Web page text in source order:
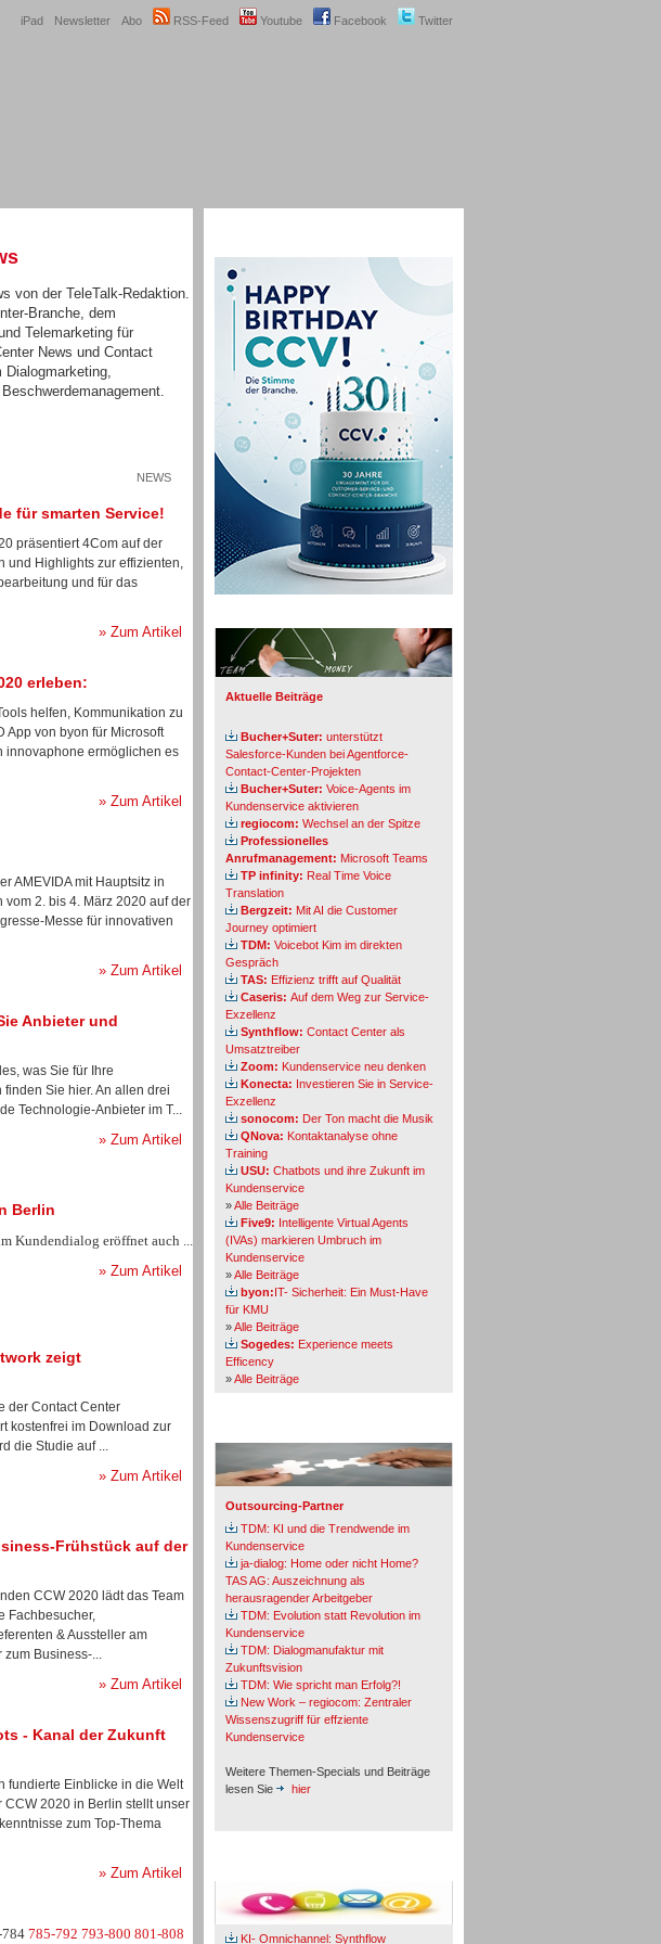
Twitter
Facebook
Youtube
RSS-Feed
Abo
Newsletter
iPad
von der TeleTalk-Redaktion.
Branche, dem
Telemarketing für
News und Contact
Dialogmarketing,
NEWS
für smarten Service!
präsentiert 4Com auf der
und Highlights zur effizienten,
und für das
» Zum Artikel
erleben:
helfen, Kommunikation zu
App von byon für Microsoft
innovaphone ermöglichen es
» Zum Artikel
AMEVIDA mit Hauptsitz in
2. bis 4. März 2020 auf der
Messe für innovativen
» Zum Artikel
Anbieter und
was Sie für Ihre
Sie hier. An allen drei
Technologie-Anbieter im T...
» Zum Artikel
Berlin
Kundendialog eröffnet auch ...
» Zum Artikel
zeigt
der Contact Center
kostenfrei im Download zur
die Studie auf ...
» Zum Artikel
Frühstück auf der
CCW 2020 lädt das Team
Fachbesucher,
& Aussteller am
zum Business-...
» Zum Artikel
- Kanal der Zukunft
fundierte Einblicke in die Welt
CCW 2020 in Berlin stellt unser
zum Top-Thema
» Zum Artikel
785-792 793-800 801-808
Aktuelle Beiträge
Bucher+Suter: unterstützt
Salesforce-Kunden bei Agentforce-
Contact-Center-Projekten
Bucher+Suter: Voice-Agents im
Kundenservice aktivieren
regiocom: Wechsel an der Spitze
Professionelles
Anrufmanagement: Microsoft Teams
TP infinity: Real Time Voice
Translation
Bergzeit: Mit AI die Customer
Journey optimiert
TDM: Voicebot Kim im direkten
Gespräch
TAS: Effizienz trifft auf Qualität
Caseris: Auf dem Weg zur Service-
Exzellenz
Synthflow: Contact Center als
Umsatztreiber
Zoom: Kundenservice neu denken
Konecta: Investieren Sie in Service-
Exzellenz
sonocom: Der Ton macht die Musik
QNova: Kontaktanalyse ohne
Training
USU: Chatbots und ihre Zukunft im
Kundenservice
»Alle Beiträge
Five9: Intelligente Virtual Agents
(IVAs) markieren Umbruch im
Kundenservice
»Alle Beiträge
byon:IT- Sicherheit: Ein Must-Have
für KMU
»Alle Beiträge
Sogedes: Experience meets
Efficency
»Alle Beiträge
Outsourcing-Partner
TDM: KI und die Trendwende im
Kundenservice
ja-dialog: Home oder nicht Home?
TAS AG: Auszeichnung als
herausragender Arbeitgeber
TDM: Evolution statt Revolution im
Kundenservice
TDM: Dialogmanufaktur mit
Zukunftsvision
TDM: Wie spricht man Erfolg?!
New Work – regiocom: Zentraler
Wissenszugriff für effziente
Kundenservice
Weitere Themen-Specials und Beiträge
lesen Sie
hier
KI- Omnichannel: Synthflow